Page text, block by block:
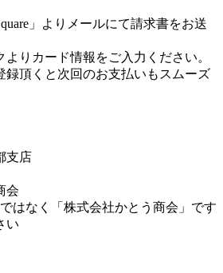
」よりメールにて請求書をお送
よりカード情報をご入力ください。
録頂くと次回のお支払いもスムーズ
支店
会
はなく「株式会社かとう商会」です
い